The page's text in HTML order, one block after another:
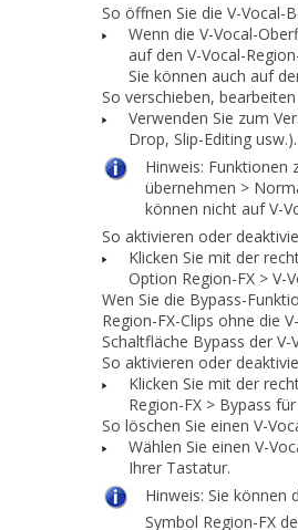
So öffnen Sie die V-Vocal-
Wenn die V-Vocal-
auf den V-Vocal-
Sie können auch auf
So verschieben,
Verwenden Sie zum
Drop, Slip-Editing usw.).
Hinweis: Funktionen
übernehmen >
können nicht auf V-
So aktivieren oder
Klicken Sie mit der
Option Region-FX > V-
Wen Sie die Bypass-
Region-FX-Clips ohne die
Schaltfläche Bypass der
So aktivieren oder
Klicken Sie mit der
Region-FX > Bypass
So löschen Sie einen V-
Wählen Sie einen V-
Ihrer Tastatur.
Hinweis:Sie können
Symbol Region-FX